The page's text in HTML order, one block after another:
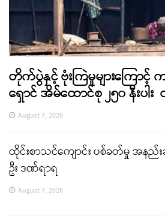
တိုက်ပွဲနှင့် ဗုံးကြဲမှုများကြော
ရှောင် အိမ်ထောင်စု ၂၅၀ နီးပါ
August 7, 2026
ထိုင်းစာသင်ကျောင်း ပစ်ခတ်မှု အနည်း
ဦး ဒဏ်ရာရ
August 7, 2026